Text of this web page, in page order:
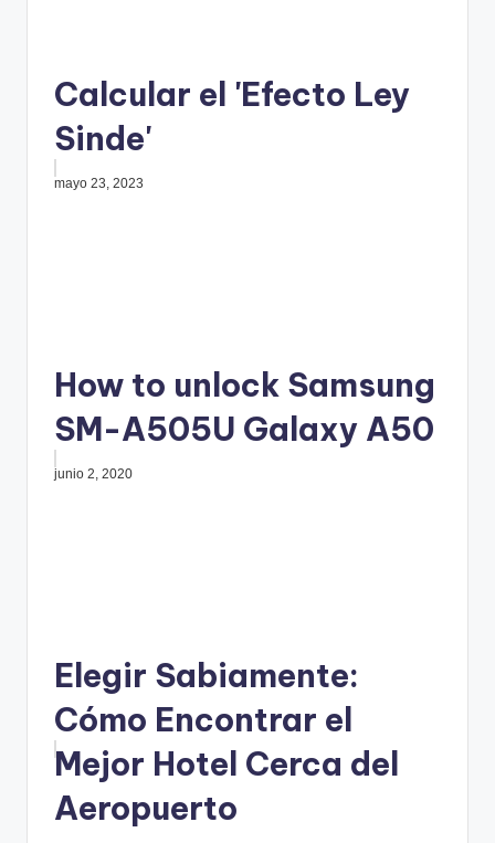
Calcular el 'Efecto Ley
Sinde'
mayo 23, 2023
How to unlock Samsung
SM-A505U Galaxy A50
junio 2, 2020
Elegir Sabiamente:
Cómo Encontrar el
Mejor Hotel Cerca del
Aeropuerto